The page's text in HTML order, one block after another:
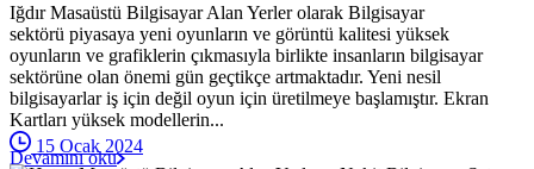
Iğdır Masaüstü Bilgisayar Alan Yerler olarak Bilgisayar
sektörü piyasaya yeni oyunların ve görüntü kalitesi yüksek
oyunların ve grafiklerin çıkmasıyla birlikte insanların bilgisayar
sektörüne olan önemi gün geçtikçe artmaktadır. Yeni nesil
bilgisayarlar iş için değil oyun için üretilmeye başlamıştır. Ekran
Kartları yüksek modellerin...
15 Ocak 2024
Devamını oku